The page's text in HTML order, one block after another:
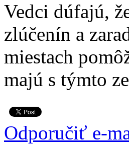
Vedci dúfajú,
zlúčenín a
miestach
majú s týmto
Odporučiť e-